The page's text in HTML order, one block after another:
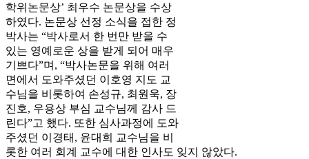
학위논문상’ 최우수 논문상을 수상
하였다. 논문상 선정 소식을 접한 정
박사는 “박사로서 한 번만 받을 수
있는 영예로운 상을 받게 되어 매우
기쁘다”며, “박사논문을 위해 여러
면에서 도와주셨던 이호영 지도 교
수님을 비롯하여 손성규, 최원욱, 장
진호, 우용상 부심 교수님께 감사 드
린다”고 했다. 또한 심사과정에 도와
주셨던 이경태, 윤대희 교수님을 비
롯한 여러 회계 교수에 대한 인사도 잊지 않았다.